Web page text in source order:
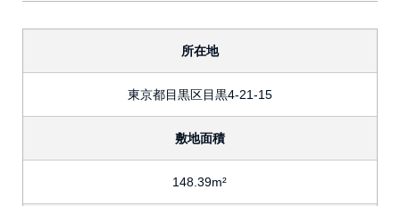
所在地
東京都目黒区目黒4-21-15
敷地面積
148.39m²